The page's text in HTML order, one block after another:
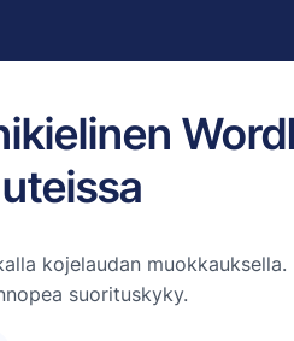
kojelaudan muokkauksella.
suorituskyky.